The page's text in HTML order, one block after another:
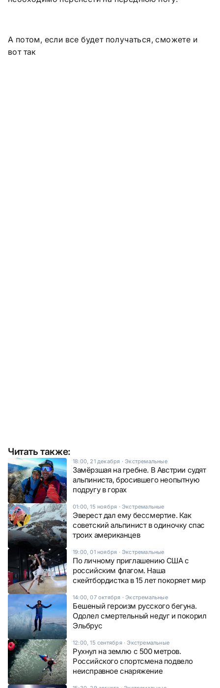
А потом, если все будет получаться, сможете и
вот так
Читать также:
18:00, 21 декабря · Экстремальные
Замёрзшая на гребне. В Австрии судят
альпиниста, бросившего неопытную
подругу в горах
01:00, 15 ноября · Экстремальные
Эверест дал ему бессмертие. Как
советский альпинист в одиночку спас
троих американцев
19:00, 01 ноября · Экстремальные
По личному приглашению США с
российским флагом. Наша
скейтбордистка в 15 лет покоряет мир
14:00, 07 октября · Экстремальные
Бешеный героизм русского бегуна.
Одолел смертельный недуг и покорил
Эльбрус
12:00, 15 сентября· Экстремальные
Рухнул на землю с 500 метров.
Российского спортсмена подвело
неисправное снаряжение